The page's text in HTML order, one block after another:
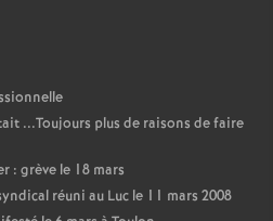
...Toujours plus de raisons de faire
: grève le 18 mars
réuni au Luc le 11 mars 2008